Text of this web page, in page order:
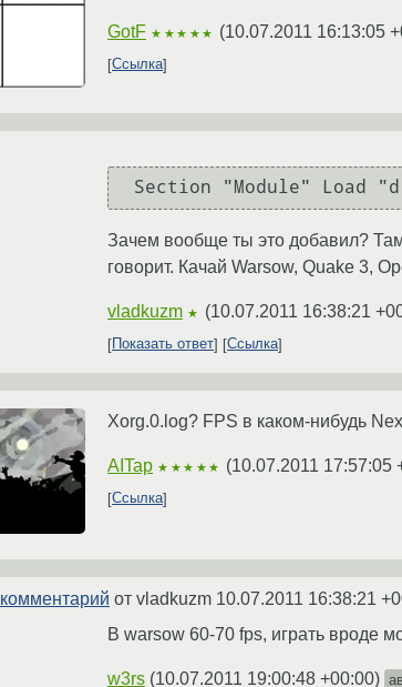
GotF ★★★★★ (10.07.2011 16:13:05
Ссылка
Section "Module" Load
Зачем вообще ты это добавил? Там
говорит. Качай Warsow, Quake 3,
vladkuzm ★ (10.07.2011 16:38:21
Показать ответ Ссылка
Xorg.0.log? FPS в каком-нибудь
AITap ★★★★★ (10.07.2011 17:57:05
Ссылка
комментарий от vladkuzm 10.07.2011 16:38:21
В warsow 60-70 fps, играть вроде
w3rs (10.07.2011 19:00:48 +00:00)